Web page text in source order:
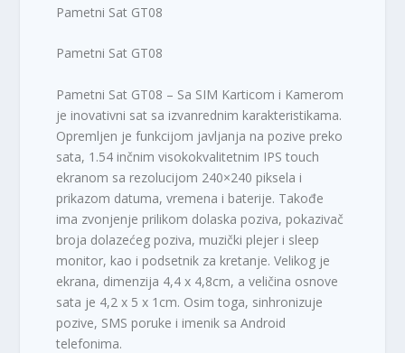
2
.
1
9
9
,
0
0
R
S
D
,
0
0
R
S
D
.
Pametni Sat GT08
Pametni Sat GT08
Pametni Sat GT08 – Sa SIM Karticom i Kamerom
je inovativni sat sa izvanrednim karakteristikama.
Opremljen je funkcijom javljanja na pozive preko
sata, 1.54 inčnim visokokvalitetnim IPS touch
ekranom sa rezolucijom 240×240 piksela i
prikazom datuma, vremena i baterije. Takođe
ima zvonjenje prilikom dolaska poziva, pokazivač
broja dolazećeg poziva, muzički plejer i sleep
monitor, kao i podsetnik za kretanje. Velikog je
ekrana, dimenzija 4,4 x 4,8cm, a veličina osnove
sata je 4,2 x 5 x 1cm. Osim toga, sinhronizuje
pozive, SMS poruke i imenik sa Android
telefonima.